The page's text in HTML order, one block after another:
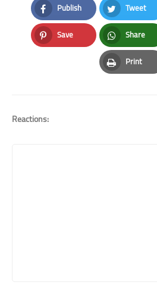
Publish
Facebook
Tweet
Twitter
Save
Pinterest
Share
Whatsapp
Print
Print
Reactions: